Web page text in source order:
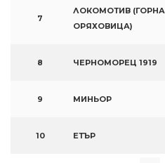
7
ЛОКОМОТИВ (ГОРНА
ОРЯХОВИЦА)
8 ЧЕРНОМОРЕЦ 1919
9 МИНЬОР
10 ЕТЪР